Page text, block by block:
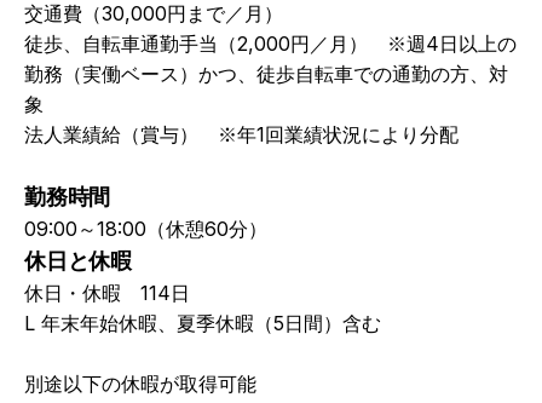
交通費（30,000円まで／月）
徒歩、自転車通勤手当（2,000円／月）　※週4日以上の
勤務（実働ベース）かつ、徒歩自転車での通勤の方、対
象
法人業績給（賞与）　※年1回業績状況により分配
勤務時間
09:00～18:00（休憩60分）
休日と休暇
休日・休暇　114日
L 年末年始休暇、夏季休暇（5日間）含む
別途以下の休暇が取得可能